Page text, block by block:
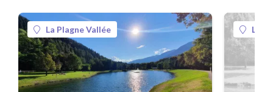
La Plagne Vallée La